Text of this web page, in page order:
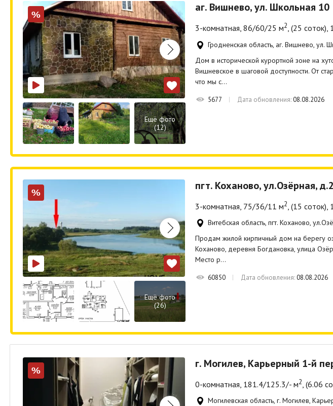
%
Ещё фото
(12)
аг. Вишнево, ул. Школьная 10
3-комнатная, 86/60/25 м2, (25 соток),
Гродненская область, аг. Вишнево, ул.
Дом в исторической курортной зоне на
Вишневское в шаговой доступности. От
что мы с…
5677 Дата обновления:08.08.2026
%
Ещё фото
(26)
пгт. Коханово, ул.Озёрная,
3-комнатная, 75/36/11 м2 , (15 соток),
Витебская область, пгт. Коханово,
Продам жилой кирпичный дом на берегу
Коханово, деревня Богдановка, улица
Место р…
60850 Дата обновления:08.08.2026
%
г. Могилев, Карьерный 1-й
0-комнатная, 181.4/125.3/- м2 , (6.06
Могилевская область, г. Могилев,